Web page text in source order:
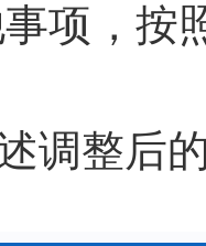
项，按
整后的